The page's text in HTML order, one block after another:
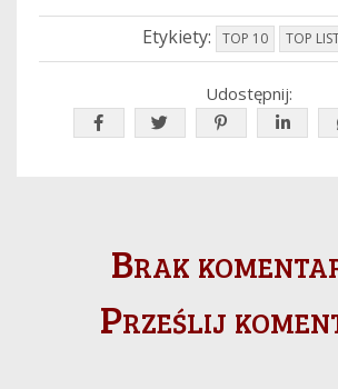
Etykiety: TOP 10 TOP
Udostępnij:
Brak
Prześlij